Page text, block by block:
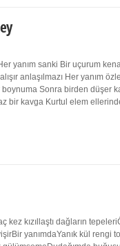
yanım sanki Bir uçurum
anlaşılmazı Her yanım
boynuma Sonra birden düşer
bir kavga Kurtul elem
kızıllaştı dağların
yanımdaYanık kül rengi